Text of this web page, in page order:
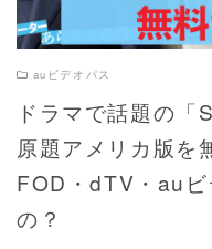
auビデオパス
ドラマで話題の「
原題アメリカ版を
FOD・dTV・au
の？